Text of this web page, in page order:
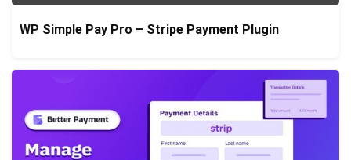
WP Simple Pay Pro – Stripe Payment Plugin